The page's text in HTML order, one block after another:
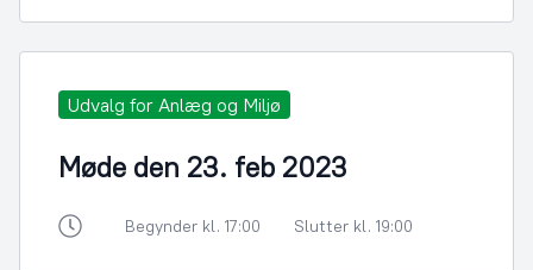
Udvalg for Anlæg og Miljø
Møde den 23. feb 2023
Begynder kl. 17:00 Slutter kl. 19:00